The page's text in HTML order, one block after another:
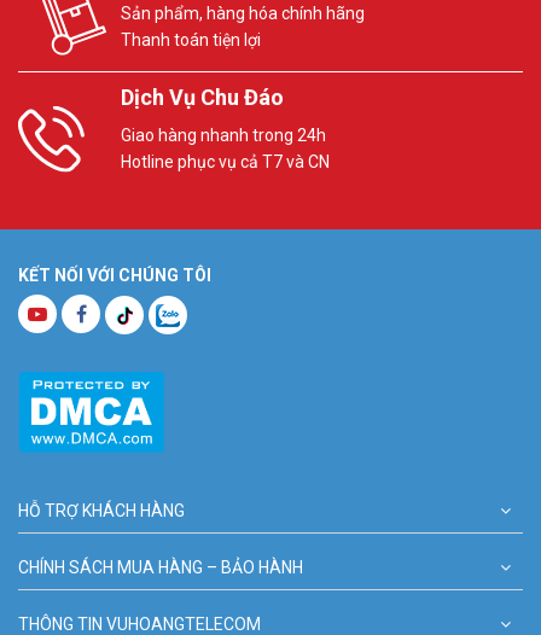
Sản phẩm, hàng hóa chính hãng
Thanh toán tiện lợi
Dịch Vụ Chu Đáo
Giao hàng nhanh trong 24h
Hotline phục vụ cả T7 và CN
KẾT NỐI VỚI CHÚNG TÔI
HỖ TRỢ KHÁCH HÀNG
CHÍNH SÁCH MUA HÀNG – BẢO HÀNH
THÔNG TIN VUHOANGTELECOM